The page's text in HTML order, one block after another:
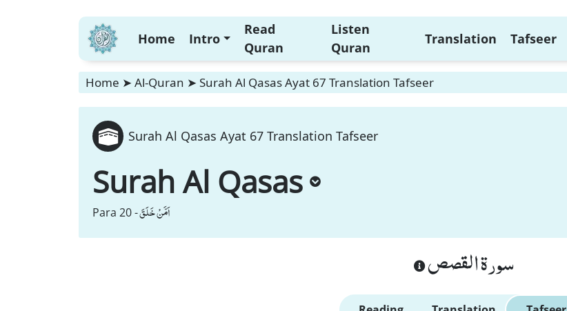
Home Intro
Read
Quran
Listen
Quran
Translation Tafseer
Home ➤ Al-Quran ➤ Surah Al Qasas Ayat 67 Translation Tafseer
Surah Al Qasas Ayat 67 Translation Tafseer
Surah Al Qasas
Para 20 -اَمَّنْ خَلَقَ
سورة القصص